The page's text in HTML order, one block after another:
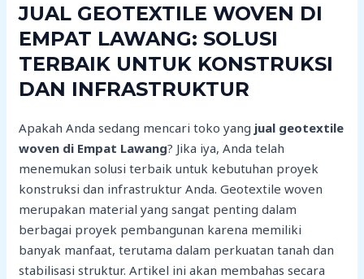
JUAL GEOTEXTILE WOVEN DI
EMPAT LAWANG: SOLUSI
TERBAIK UNTUK KONSTRUKSI
DAN INFRASTRUKTUR
Apakah Anda sedang mencari toko yang jual geotextile
woven di Empat Lawang? Jika iya, Anda telah
menemukan solusi terbaik untuk kebutuhan proyek
konstruksi dan infrastruktur Anda. Geotextile woven
merupakan material yang sangat penting dalam
berbagai proyek pembangunan karena memiliki
banyak manfaat, terutama dalam perkuatan tanah dan
stabilisasi struktur. Artikel ini akan membahas secara